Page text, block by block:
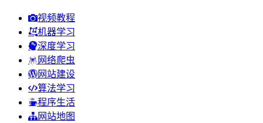
视频教程
机器学习
深度学习
网络爬虫
网站建设
算法学习
程序生活
网站地图